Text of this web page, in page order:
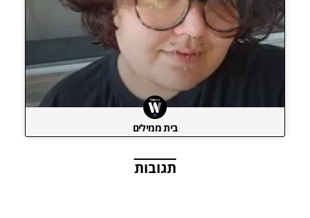
בית ממילים
תגובות